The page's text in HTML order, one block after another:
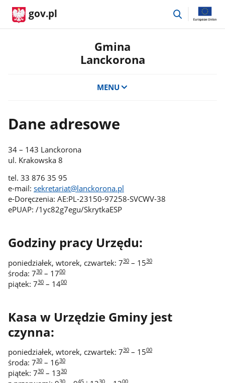
gov.pl
przejdź
Gmina
Lanckorona
MENU
Dane adresowe
34 – 143 Lanckorona
ul. Krakowska 8
tel. 33 876 35 95
e-mail: sekretariat@lanckorona.pl
e-Doręczenia: AE:PL-23150-97258-SVCWV-38
ePUAP: /1yc82g7egu/SkrytkaESP
Godziny pracy Urzędu:
poniedziałek, wtorek, czwartek: 730– 1530
środa: 730– 1700
piątek: 730– 1400
Kasa w Urzędzie Gminy jest
czynna:
poniedziałek, wtorek, czwartek: 730– 1500
środa: 730– 1630
piątek: 730– 1330
30 45 30 00